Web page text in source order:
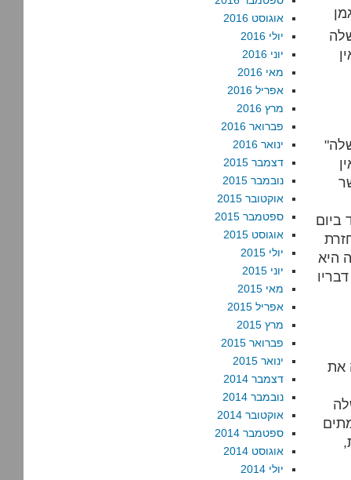
"ולכן – אמירתך לעיל ש ”לאחרונה התרבו סימנים שראש הממשלה
ביום
היא
את
אוגוסט 2016
יולי 2016
יוני 2016
מאי 2016
אפריל 2016
מרץ 2016
פברואר 2016
ינואר 2016
דצמבר 2015
נובמבר 2015
אוקטובר 2015
ספטמבר 2015
אוגוסט 2015
יולי 2015
יוני 2015
מאי 2015
אפריל 2015
מרץ 2015
פברואר 2015
ינואר 2015
דצמבר 2014
נובמבר 2014
אוקטובר 2014
ספטמבר 2014
אוגוסט 2014
יולי 2014